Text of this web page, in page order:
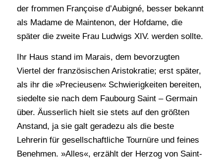
der frommen Françoise d’Aubigné, besser bekannt
als Madame de Maintenon, der Hofdame, die
später die zweite Frau Ludwigs XIV. werden sollte.
Ihr Haus stand im Marais, dem bevorzugten
Viertel der französischen Aristokratie; erst später,
als ihr die »Precieusen« Schwierigkeiten bereiten,
siedelte sie nach dem Faubourg Saint – Germain
über. Äusserlich hielt sie stets auf den größten
Anstand, ja sie galt geradezu als die beste
Lehrerin für gesellschaftliche Tournüre und feines
Benehmen. »Alles«, erzählt der Herzog von Saint-